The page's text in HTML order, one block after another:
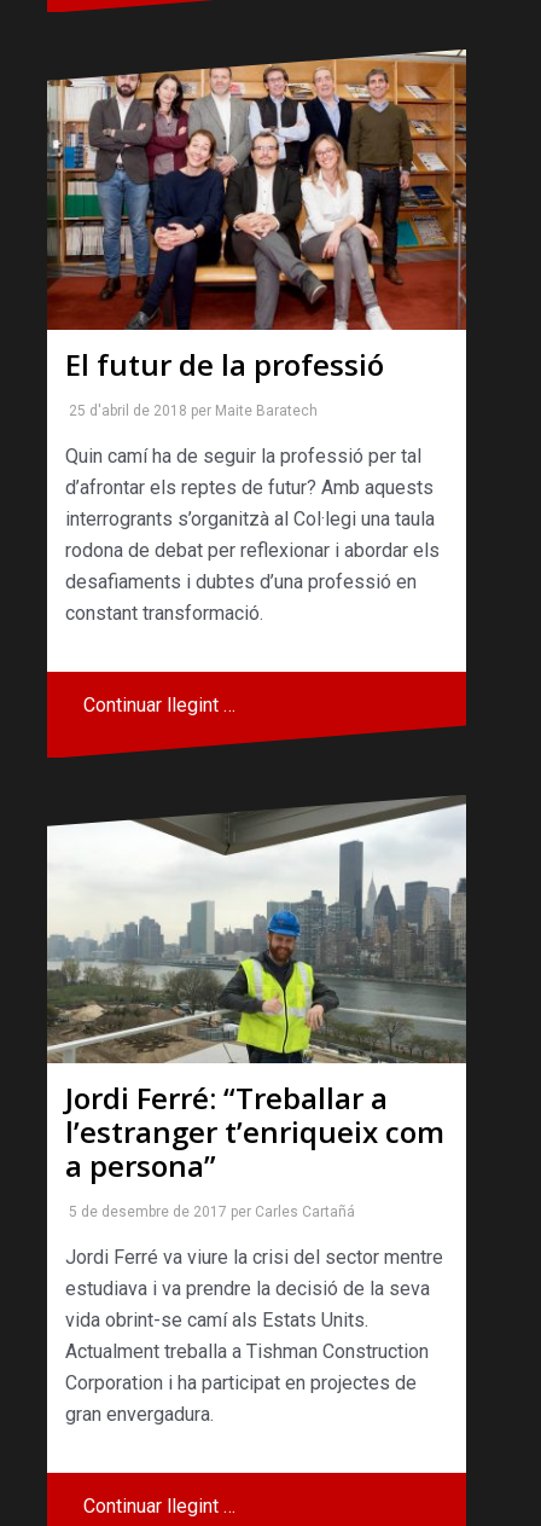
El futur de la professió
25 d'abril de 2018 per Maite Baratech
Quin camí ha de seguir la professió per tal
d’afrontar els reptes de futur? Amb aquests
interrogrants s’organitzà al Col·legi una taula
rodona de debat per reflexionar i abordar els
desafiaments i dubtes d’una professió en
constant transformació.
Continuar llegint …
Jordi Ferré: “Treballar a
l’estranger t’enriqueix com
a persona”
5 de desembre de 2017 per Carles Cartañá
Jordi Ferré va viure la crisi del sector mentre
estudiava i va prendre la decisió de la seva
vida obrint-se camí als Estats Units.
Actualment treballa a Tishman Construction
Corporation i ha participat en projectes de
gran envergadura.
Continuar llegint …